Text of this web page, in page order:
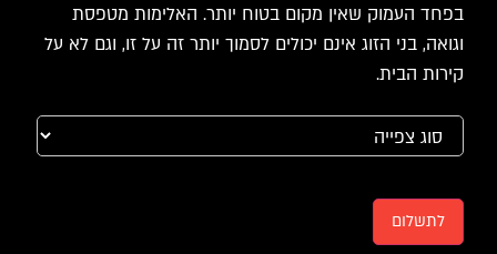
בפחד העמוק שאין מקום בטוח יותר. האלימות מטפסת
וגואה, בני הזוג אינם יכולים לסמוך יותר זה על זו, וגם לא על
קירות הבית.
לתשלום